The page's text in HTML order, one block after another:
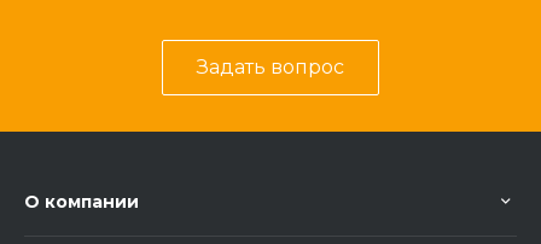
Задать вопрос
О компании